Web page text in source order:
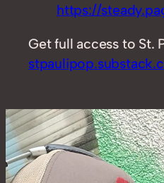
https://
Get full access to St.